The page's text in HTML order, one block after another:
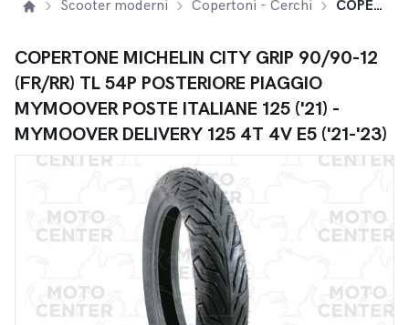
Scooter moderni Copertoni - Cerchi COPERTONE MICHELIN CITY GRIP 90/90-12 (FR/RR) TL 54P POSTERIORE PIAGGIO MYMOOVER POSTE ITALIANE 125 ('21) - MYMOOVER DELIVERY 125 4T 4V E5 ('21-'23)
COPERTONE MICHELIN CITY GRIP 90/90-12
(FR/RR) TL 54P POSTERIORE PIAGGIO
MYMOOVER POSTE ITALIANE 125 ('21) -
MYMOOVER DELIVERY 125 4T 4V E5 ('21-'23)